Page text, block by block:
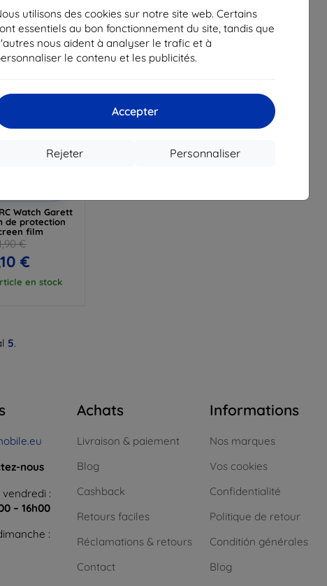
utilisons des cookies sur notre site web. Certains
essentiels au bon fonctionnement du site, tandis que
nous aident à analyser le trafic et à
le contenu et les publicités.
Accepter
Personnaliser
Rejeter
Watch Garett
de protection
film
€
€
en stock
5.
nous
:
– 16h00
:
Achats
Livraison & paiement
Blog
Cashback
Retours faciles
Réclamations & retours
Contact
Informations
Nos marques
Vos cookies
Confidentialité
Politique de retour
Conditión générales
Blog